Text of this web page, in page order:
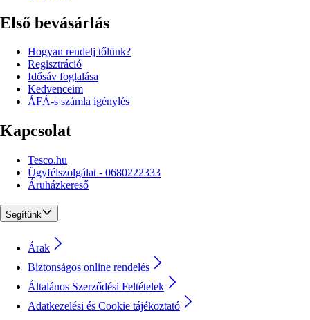
Első bevásárlás
Hogyan rendelj tőlünk?
Regisztráció
Idősáv foglalása
Kedvenceim
ÁFÁ-s számla igénylés
Kapcsolat
Tesco.hu
Ügyfélszolgálat - 0680222333
Áruházkereső
Segítünk
Árak
Biztonságos online rendelés
Általános Szerződési Feltételek
Adatkezelési és Cookie tájékoztató